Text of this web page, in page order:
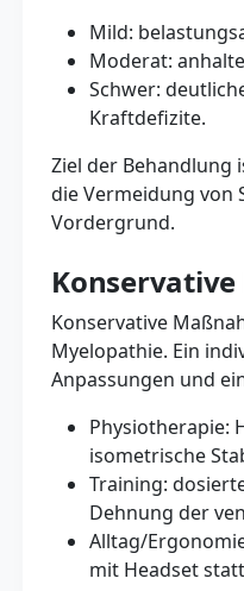
Mild:
Moderat:
Schwer:
Kraftdefizite.
Ziel der Behandlung
die Vermeidung von
Vordergrund.
Konservative
Myelopathie. Ein
Anpassungen und
Physiotherapie:
isometrische
Training:
Dehnung der
Alltag/
mit Headset